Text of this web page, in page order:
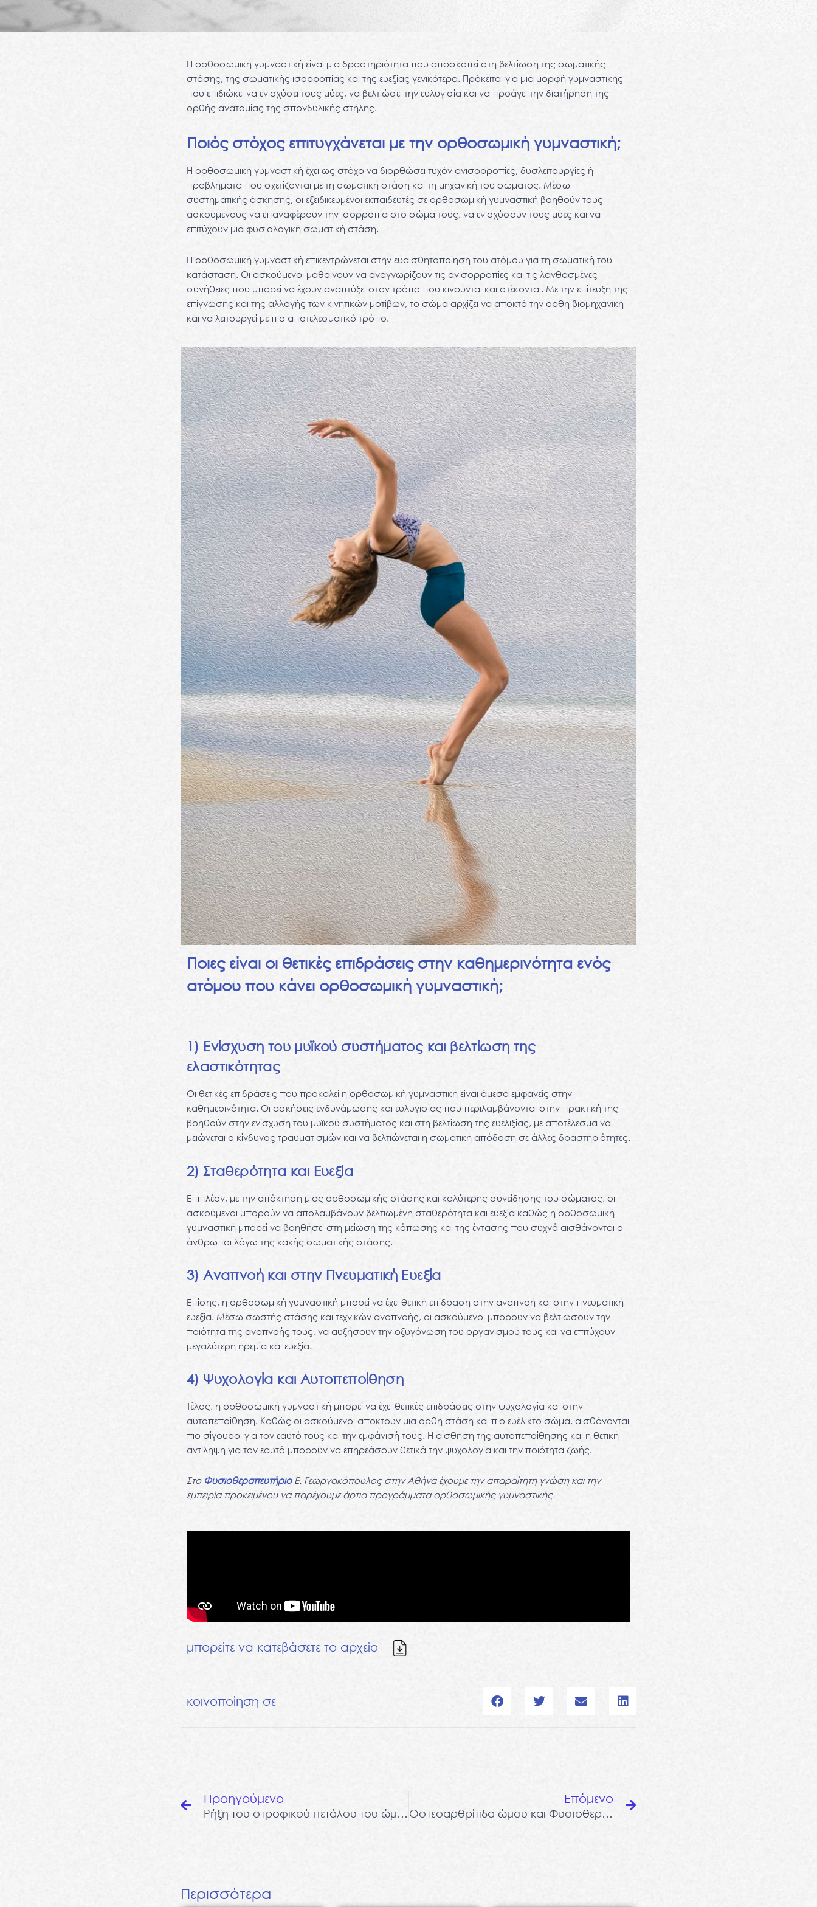
Η ορθοσωμική γυμναστική είναι μια δραστηριότητα που αποσκοπεί στη βελτίωση της σωματικής
στάσης, της σωματικής ισορροπίας και της ευεξίας γενικότερα. Πρόκειται για μια μορφή γυμναστικής
που επιδιώκει να ενισχύσει τους μύες, να βελτιώσει την ευλυγισία και να προάγει την διατήρηση της
ορθής ανατομίας της σπονδυλικής στήλης.
Ποιός στόχος επιτυγχάνεται με την ορθοσωμική γυμναστική;
Η ορθοσωμική γυμναστική έχει ως στόχο να διορθώσει τυχόν ανισορροπίες, δυσλειτουργίες ή
προβλήματα που σχετίζονται με τη σωματική στάση και τη μηχανική του σώματος. Μέσω
συστηματικής άσκησης, οι εξειδικευμένοι εκπαιδευτές σε ορθοσωμική γυμναστική βοηθούν τους
ασκούμενους να επαναφέρουν την ισορροπία στο σώμα τους, να ενισχύσουν τους μύες και να
επιτύχουν μια φυσιολογική σωματική στάση.
Η ορθοσωμική γυμναστική επικεντρώνεται στην ευαισθητοποίηση του ατόμου για τη σωματική του
κατάσταση. Οι ασκούμενοι μαθαίνουν να αναγνωρίζουν τις ανισορροπίες και τις λανθασμένες
συνήθειες που μπορεί να έχουν αναπτύξει στον τρόπο που κινούνται και στέκονται. Με την επίτευξη της
επίγνωσης και της αλλαγής των κινητικών μοτίβων, το σώμα αρχίζει να αποκτά την ορθή βιομηχανική
και να λειτουργεί με πιο αποτελεσματικό τρόπο.
Ποιες είναι οι θετικές επιδράσεις στην καθημερινότητα ενός
ατόμου που κάνει ορθοσωμική γυμναστική;
1) Ενίσχυση του μυϊκού συστήματος και βελτίωση της
ελαστικότητας
Οι θετικές επιδράσεις που προκαλεί η ορθοσωμική γυμναστική είναι άμεσα εμφανείς στην
καθημερινότητα. Οι ασκήσεις ενδυνάμωσης και ευλυγισίας που περιλαμβάνονται στην πρακτική της
βοηθούν στην ενίσχυση του μυϊκού συστήματος και στη βελτίωση της ευελιξίας, με αποτέλεσμα να
μειώνεται ο κίνδυνος τραυματισμών και να βελτιώνεται η σωματική απόδοση σε άλλες δραστηριότητες.
2) Σταθερότητα και Ευεξία
Επιπλέον, με την απόκτηση μιας ορθοσωμικής στάσης και καλύτερης συνείδησης του σώματος, οι
ασκούμενοι μπορούν να απολαμβάνουν βελτιωμένη σταθερότητα και ευεξία καθώς η ορθοσωμική
γυμναστική μπορεί να βοηθήσει στη μείωση της κόπωσης και της έντασης που συχνά αισθάνονται οι
άνθρωποι λόγω της κακής σωματικής στάσης.
3) Αναπνοή και στην Πνευματική Ευεξία
Επίσης, η ορθοσωμική γυμναστική μπορεί να έχει θετική επίδραση στην αναπνοή και στην πνευματική
ευεξία. Μέσω σωστής στάσης και τεχνικών αναπνοής, οι ασκούμενοι μπορούν να βελτιώσουν την
ποιότητα της αναπνοής τους, να αυξήσουν την οξυγόνωση του οργανισμού τους και να επιτύχουν
μεγαλύτερη ηρεμία και ευεξία.
4) Ψυχολογία και Αυτοπεποίθηση
Τέλος, η ορθοσωμική γυμναστική μπορεί να έχει θετικές επιδράσεις στην ψυχολογία και στην
αυτοπεποίθηση. Καθώς οι ασκούμενοι αποκτούν μια ορθή στάση και πιο ευέλικτο σώμα, αισθάνονται
πιο σίγουροι για τον εαυτό τους και την εμφάνισή τους. Η αίσθηση της αυτοπεποίθησης και η θετική
αντίληψη για τον εαυτό μπορούν να επηρεάσουν θετικά την ψυχολογία και την ποιότητα ζωής.
Στο Φυσιοθεραπευτήριο Ε. Γεωργακόπουλος στην Αθήνα έχουμε την απαραίτητη γνώση και την
εμπειρία προκειμένου να παρέχουμε άρτια προγράμματα ορθοσωμικής γυμναστικής.
μπορείτε να κατεβάσετε το αρχείο
κοινοποίηση σε
Προηγούμενο
Ρήξη του στροφικού πετάλου του ώμου: Χειρουργική αποκατάσταση και Φυσικοθεραπεία
Επόμενο
Οστεοαρθρίτιδα ώμου και Φυσιοθεραπεία
Περισσότερα